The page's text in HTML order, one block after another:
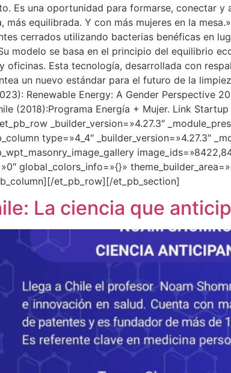
Es una oportunidad para formarse, conectar
más equilibrada. Y con más mujeres en la
cerrados utilizando bacterias benéficas en
modelo se basa en el principio del equilibrio
oficinas. Esta tecnología, desarrollada con
un nuevo estándar para el futuro de la
Renewable Energy: A Gender Perspective
(2018):Programa Energía + Mujer. Link
_builder_version=»4.27.3″
type=»4_4″ _builder_version=»4.27.3″
global_colors_info=»{}»
et_pb_row][/et_pb_section]
La ciencia que